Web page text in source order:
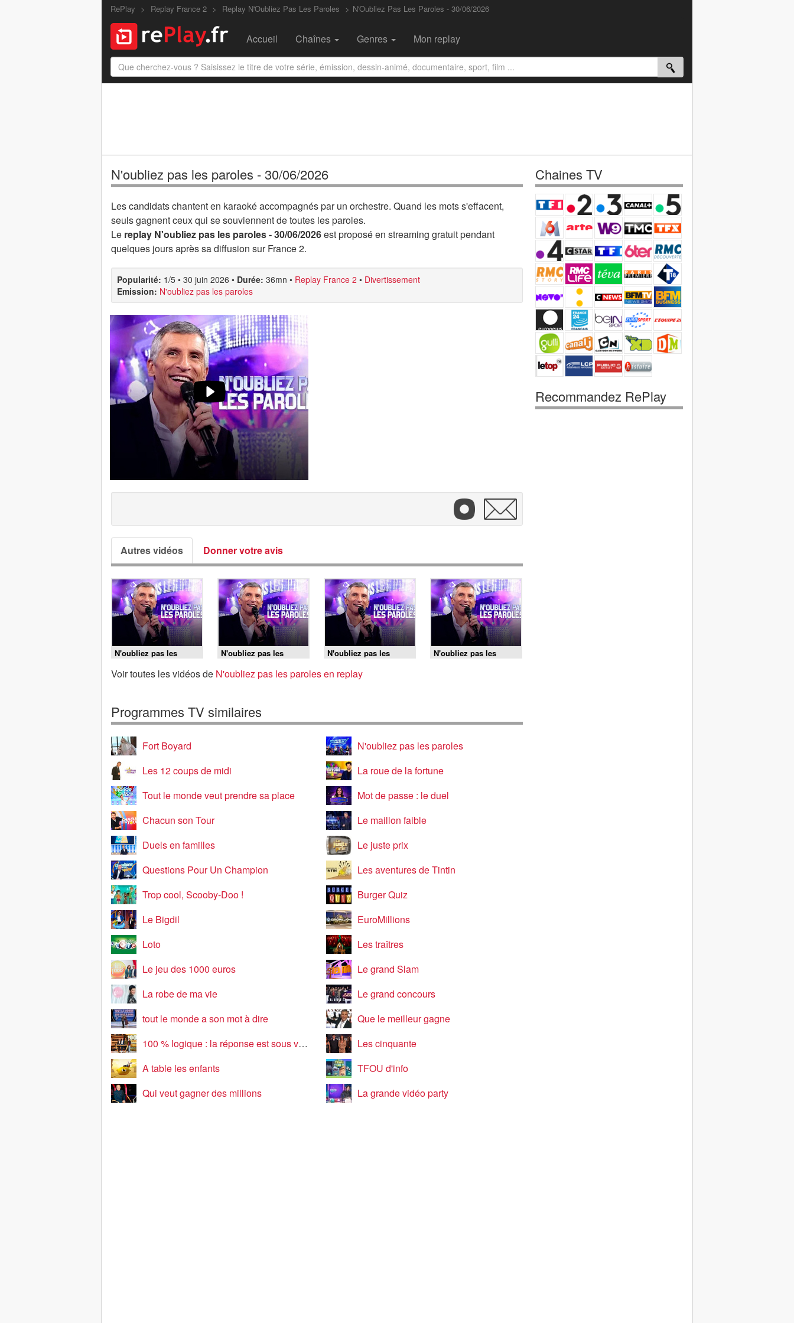
RePlay Replay France 2 Replay N'Oubliez Pas Les Paroles N'Oubliez Pas Les Paroles - 30/06/2026
Accueil Chaînes Genres Mon replay
N'oubliez pas les paroles - 30/06/2026
Les candidats chantent en karaoké accompagnés par un orchestre. Quand les mots s'effacent,
seuls gagnent ceux qui se souviennent de toutes les paroles.
Le replay N'oubliez pas les paroles - 30/06/2026est proposé en streaming gratuit pendant
quelques jours après sa diffusion sur France 2.
Popularité: 1/5 • 30 juin 2026 • Durée: 36mn • Replay France 2 • Divertissement
Emission: N'oubliez pas les paroles
Autres vidéos Donner votre avis
N'oubliez pas les
paroles - 06/08/2026
N'oubliez pas les
paroles - 06/08/2026
N'oubliez pas les
paroles - 05/08/2026
N'oubliez pas les
paroles - 05/08/2026
Voir toutes les vidéos de N'oubliez pas les paroles en replay
Programmes TV similaires
Fort Boyard
N'oubliez pas les paroles
Les 12 coups de midi
La roue de la fortune
Tout le monde veut prendre sa place
Mot de passe : le duel
Chacun son Tour
Le maillon faible
Duels en familles
Le juste prix
Questions Pour Un Champion
Les aventures de Tintin
Trop cool, Scooby-Doo !
Burger Quiz
Le Bigdil
EuroMillions
Loto
Les traîtres
Le jeu des 1000 euros
Le grand Slam
La robe de ma vie
Le grand concours
tout le monde a son mot à dire
Que le meilleur gagne
100 % logique : la réponse est sous vos yeux
Les cinquante
A table les enfants
TFOU d'info
Qui veut gagner des millions
La grande vidéo party
Chaines TV
Recommandez RePlay